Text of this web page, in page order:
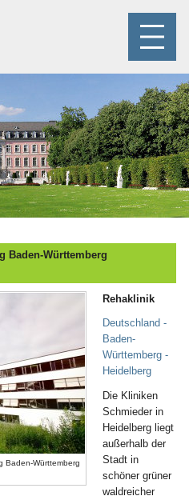
Baden-Württemberg
Baden-Württemberg
Rehaklinik
Deutschland -
Baden-
Württemberg -
Heidelberg
Die Kliniken
Schmieder in
Heidelberg liegt
außerhalb der
Stadt in
schöner grüner
waldreicher